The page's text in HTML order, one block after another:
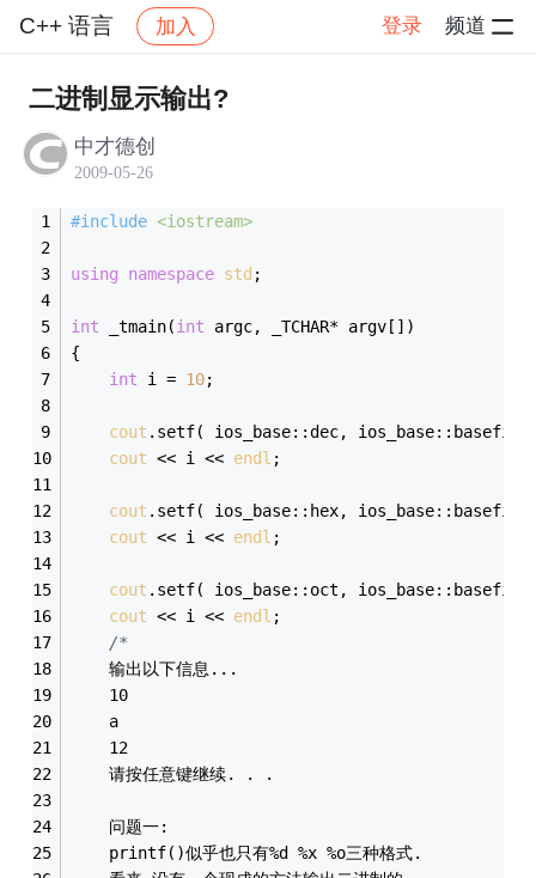
C++ 语言 加入 登录 频道
社区 C++ 语言
二进制显示输出?
中才德创
2009-05-26
#include <iostream>
using namespace std ;
int _tmain(int argc, _TCHAR* argv[])
{
int i = 10;
cout .setf( ios_base::dec,
cout << i << endl ;
cout .setf( ios_base::hex,
cout << i << endl ;
cout .setf( ios_base::oct,
cout << i << endl
/*
	输出以下信息...
	10
	a
	12
	请按任意键继续. . .
	问题一:
	printf()似乎也只有%d %x %o三种格式.